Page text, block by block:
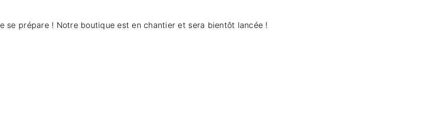
se prépare ! Notre boutique est en chantier et sera bientôt lancée !